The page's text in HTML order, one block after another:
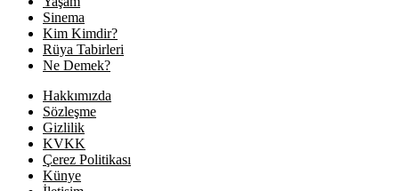
Sinema
Kim Kimdir?
Rüya Tabirleri
Ne Demek?
Hakkımızda
Sözleşme
Gizlilik
KVKK
Çerez Politikası
Künye